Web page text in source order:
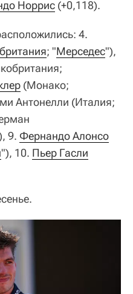
Норрис (+0,118).
4.
; "Мерседес"),
(Монако;
Антонелли (Италия;
9. Фернандо Алонсо
"), 10. Пьер Гасли